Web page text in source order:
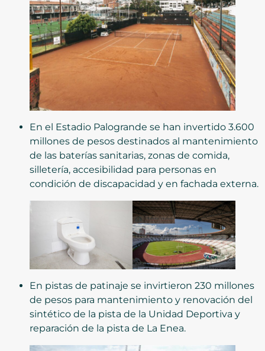
En el Estadio Palogrande se han invertido 3.600
millones de pesos destinados al mantenimiento
de las baterías sanitarias, zonas de comida,
silletería, accesibilidad para personas en
condición de discapacidad y en fachada externa.
En pistas de patinaje se invirtieron 230 millones
de pesos para mantenimiento y renovación del
sintético de la pista de la Unidad Deportiva y
reparación de la pista de La Enea.